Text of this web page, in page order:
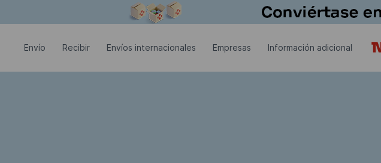
Envío Recibir Envíos internacionales Empresas Información adicional
La ventana modal está abierta